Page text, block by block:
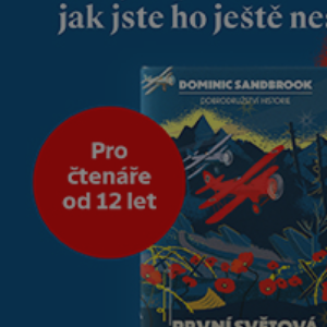
nesmírně
přičítají
Sucho,
extrémně